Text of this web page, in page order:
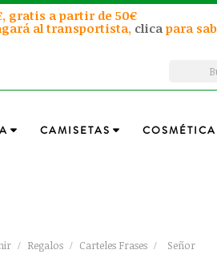
gratis a partir de 50€
al transportista, clica para
CAMISETAS COSMÉTICA
Regalos Carteles Frases Señor